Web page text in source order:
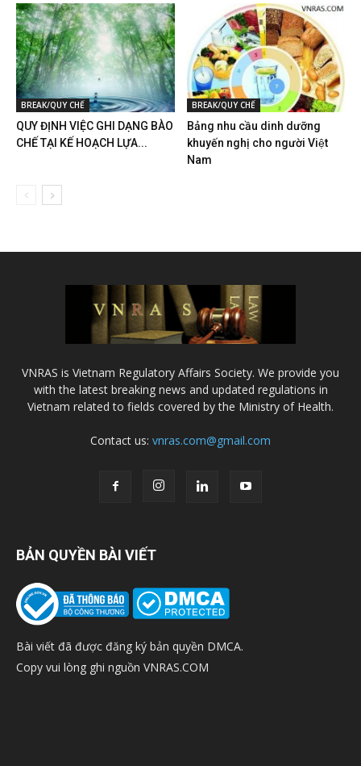
BREAK/QUY CHẾ
QUY ĐỊNH VIỆC GHI DẠNG BÀO
CHẾ TẠI KẾ HOẠCH LỰA...
BREAK/QUY CHẾ
Bảng nhu cầu dinh dưỡng
khuyến nghị cho người Việt
Nam
VNRAS is Vietnam Regulatory Affairs Society. We provide you
with the latest breaking news and updated regulations in
Vietnam related to fields covered by the Ministry of Health.
Contact us: vnras.com@gmail.com
BẢN QUYỀN BÀI VIẾT
Bài viết đã được đăng ký bản quyền DMCA.
Copy vui lòng ghi nguồn VNRAS.COM